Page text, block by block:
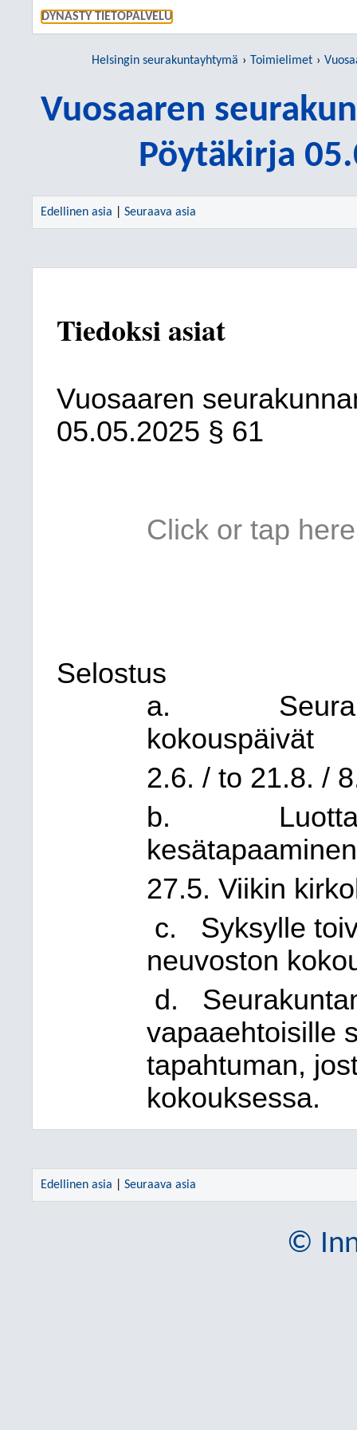
DYNASTY TIETOPALVELU
Helsingin seurakuntayhtymä Toimielimet
Vuosaaren
Pöytäkirja
Edellinen asia Seuraava asia
Tiedoksi asiat
Vuosaaren
05.05.2025 § 61
Click or tap
Selostus
a.
kokouspäivät
2.6. / to 21.8. /
b.
kesätapaaminen
27.5. Viikin
c.
Syksylle
neuvoston
d.
vapaaehtoisille
tapahtuman,
kokouksessa.
Edellinen asia Seuraava asia
©